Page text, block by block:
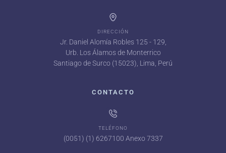
DIRECCIÓN
Jr. Daniel Alomía Robles 125 - 129,
Urb. Los Álamos de Monterrico
Santiago de Surco (15023), Lima, Perú
CONTACTO
TELÉFONO
(0051) (1) 6267100 Anexo 7337